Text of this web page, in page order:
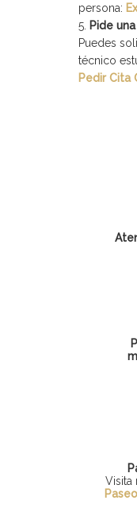
persona:
Pide
Puedes
técnico
Pedir Cita
Visita